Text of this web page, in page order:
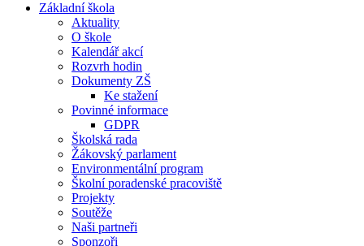
Základní škola
Aktuality
O škole
Kalendář akcí
Rozvrh hodin
Dokumenty ZŠ
Ke stažení
Povinné informace
GDPR
Školská rada
Žákovský parlament
Environmentální program
Školní poradenské pracoviště
Projekty
Soutěže
Naši partneři
Sponzoři